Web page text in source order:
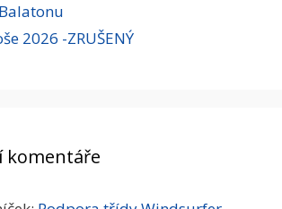
2026 -ZRUŠENÝ
komentáře